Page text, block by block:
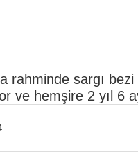
rahminde sargı
ve hemşire 2 yıl 6